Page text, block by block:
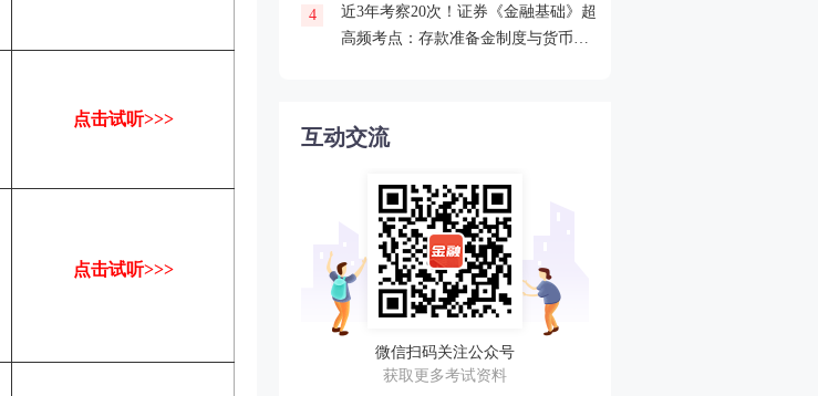
点击试听>>>
点击试听>>>
4
近3年考察20次！证券《金融基础》超
高频考点：存款准备金制度与货币乘
互动交流
微信扫码关注公众号
获取更多考试资料